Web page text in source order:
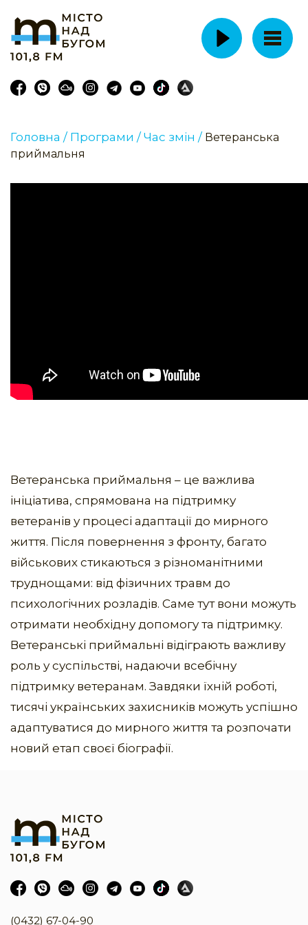
Головна / Програми / Час змін / Ветеранська
приймальня
Ветеранська приймальня – це важлива
ініціатива, спрямована на підтримку
ветеранів у процесі адаптації до мирного
життя. Після повернення з фронту, багато
військових стикаються з різноманітними
труднощами: від фізичних травм до
психологічних розладів. Саме тут вони можуть
отримати необхідну допомогу та підтримку.
Ветеранські приймальні відіграють важливу
роль у суспільстві, надаючи всебічну
підтримку ветеранам. Завдяки їхній роботі,
тисячі українських захисників можуть успішно
адаптуватися до мирного життя та розпочати
новий етап своєї біографії.
(0432) 67-04-90